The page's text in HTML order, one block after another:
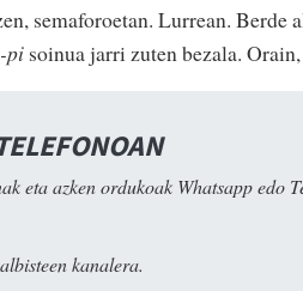
semaforoetan. Lurrean. Berde
pi soinua jarri zuten bezala.
eta azken ordukoak Whatsapp edo
kanalera.